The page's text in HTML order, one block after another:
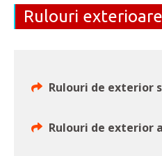
Rulouri
Rulouri de exterior
Rulouri de exterior